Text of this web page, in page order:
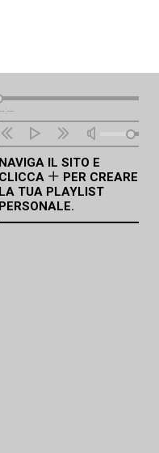
:--
NAVIGA IL SITO E
CLICCA
PER CREARE
LA TUA PLAYLIST
PERSONALE.